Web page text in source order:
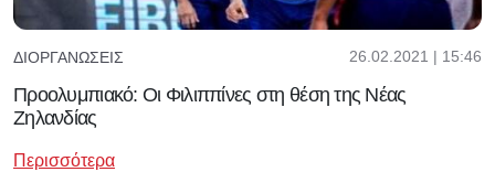
ΔΙΟΡΓΑΝΏΣΕΙΣ 26.02.2021 | 15:46
Προολυμπιακό: Οι Φιλιππίνες στη θέση της Νέας
Ζηλανδίας
Περισσότερα